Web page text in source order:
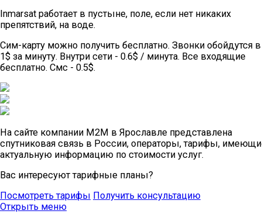
Inmarsat работает в пустыне, поле, если нет никаких
препятствий, на воде.
Сим-карту можно получить бесплатно. Звонки обойдутся в
1$ за минуту. Внутри сети - 0.6$ / минута. Все входящие
бесплатно. Смс - 0.5$.
На сайте компании M2M в Ярославле представлена
спутниковая связь в России, операторы, тарифы,
актуальную информацию по стоимости услуг.
Вас интересуют тарифные планы?
Посмотреть тарифы Получить консультацию
Открыть меню